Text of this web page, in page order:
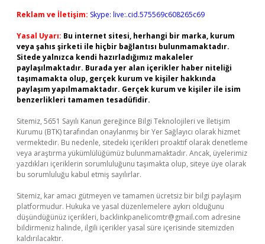
Reklam ve İletişim: Skype: live:.cid.575569c608265c69
Yasal Uyarı: Bu internet sitesi, herhangi bir marka, kurum
veya şahıs şirketi ile hiçbir bağlantısı bulunmamaktadır.
Sitede yalnızca kendi hazırladığımız makaleler
paylaşılmaktadır. Burada yer alan içerikler haber niteliği
taşımamakta olup, gerçek kurum ve kişiler hakkında
paylaşım yapılmamaktadır. Gerçek kurum ve kişiler ile isim
benzerlikleri tamamen tesadüfidir.
Sitemiz, 5651 Sayılı Kanun gereğince Bilgi Teknolojileri ve İletişim
Kurumu (BTK) tarafından onaylanmış bir Yer Sağlayıcı olarak hizmet
vermektedir. Bu nedenle, sitedeki içerikleri proaktif olarak denetleme
veya araştırma yükümlülüğümüz bulunmamaktadır. Ancak, üyelerimiz
yazdıkları içeriklerin sorumluluğunu taşımakta olup, siteye üye olarak
bu sorumluluğu kabul etmiş sayılırlar.
Sitemiz, kar amacı gütmeyen ve tamamen ücretsiz bir bilgi paylaşım
platformudur. Hukuka ve yasal düzenlemelere aykırı olduğunu
düşündüğünüz içerikleri, backlinkpanelicomtr@gmail.com adresine
bildirmeniz halinde, ilgili içerikler yasal süre içerisinde sitemizden
kaldırılacaktır.